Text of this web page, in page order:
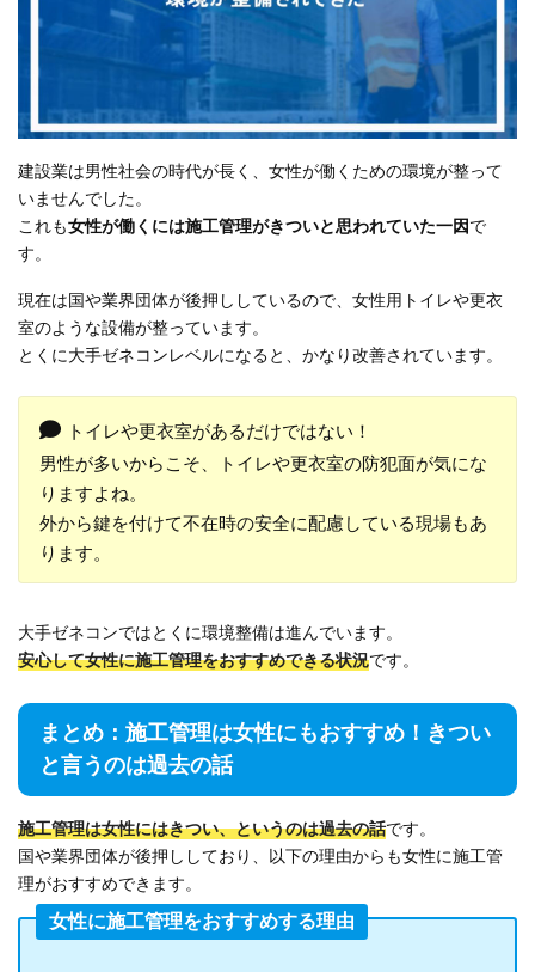
建設業は男性社会の時代が長く、女性が働くための環境が整って
いませんでした。
これも女性が働くには施工管理がきついと思われていた一因で
す。
現在は国や業界団体が後押ししているので、女性用トイレや更衣
室のような設備が整っています。
とくに大手ゼネコンレベルになると、かなり改善されています。
トイレや更衣室があるだけではない！
男性が多いからこそ、トイレや更衣室の防犯面が気にな
りますよね。
外から鍵を付けて不在時の安全に配慮している現場もあ
ります。
大手ゼネコンではとくに環境整備は進んでいます。
安心して女性に施工管理をおすすめできる状況です。
まとめ：施工管理は女性にもおすすめ！きつい
と言うのは過去の話
施工管理は女性にはきつい、というのは過去の話です。
国や業界団体が後押ししており、以下の理由からも女性に施工管
理がおすすめできます。
女性に施工管理をおすすめする理由